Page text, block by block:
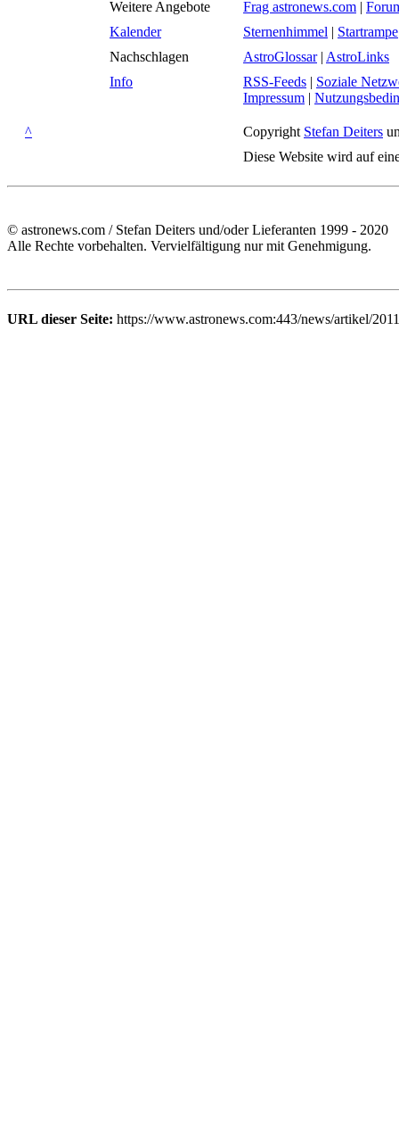
Weitere Angebote Frag astronews.com |
Kalender
Sternenhimmel | Startrampe
Nachschlagen
AstroGlossar| AstroLinks
Info
RSS-Feeds | Soziale
Impressum |
^ Copyright Stefan Deiters
Diese Website wird auf
© astronews.com / Stefan Deiters und/oder Lieferanten 1999 - 2020
Alle Rechte vorbehalten. Vervielfältigung nur mit Genehmigung.
URL dieser Seite: https://www.astronews.com:443/news/artikel/